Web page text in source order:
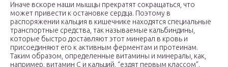
Иначе вскоре наши мышцы прекратят сокращаться, что
может привести к остановке сердца. Поэтому в
распоряжении кальция в кишечнике находятся специальные
транспортные средства, так называемые кальбиндины,
которые быстро доставляют этот минерал в кровь и
присоединяют его к активным ферментам и протеинам.
Таким образом, определенные витамины и минералы, как,
например, витамин С и кальций, “ездят первым классом”.